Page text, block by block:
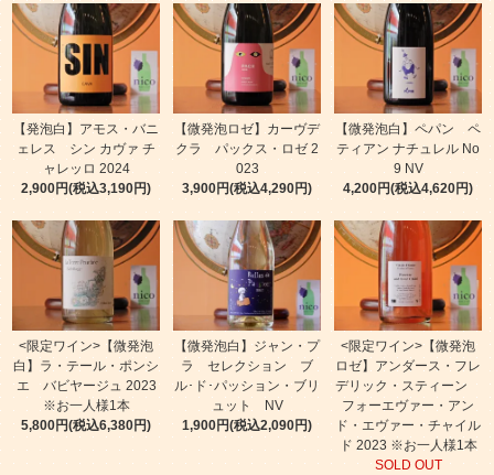
【発泡白】アモス・バニ
ェレス シン カヴァ チ
ャレッロ 2024
2,900円(税込3,190円)
【微発泡ロゼ】カーヴデ
クラ パックス・ロゼ 2
023
3,900円(税込4,290円)
【微発泡白】ペパン ペ
ティアン ナチュレル No
9 NV
4,200円(税込4,620円)
<限定ワイン>【微発泡
白】ラ・テール・ポンシ
エ バビヤージュ 2023
※お一人様1本
5,800円(税込6,380円)
【微発泡白】ジャン・プ
ラ セレクション ブ
ル･ド･パッション・ブリ
ュット NV
1,900円(税込2,090円)
<限定ワイン>【微発泡
ロゼ】アンダース・フレ
デリック・スティーン
フォーエヴァー・アン
ド・エヴァー・チャイル
ド 2023 ※お一人様1本
SOLD OUT